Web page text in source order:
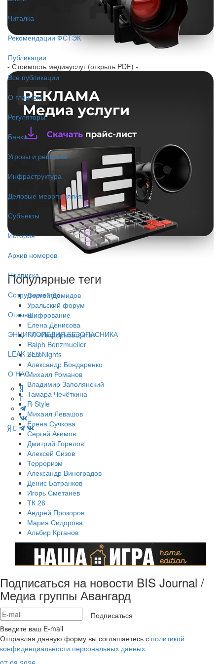
Читалка
Рекомендации ФСТЭК
Публикации
Все публикации
О главном
Регуляторы
Банки
Угрозы и решения
Инфраструктура
Деловые мероприятия
Субъекты
История
Архив номеров
Подписка
Сотрудничество
Отзывы
ЭНЦИКЛОПЕДИЯ БЕЗОПАСНИКА
LEAK-БЕЗ
О НАС
- Стоимость медиауслуг (открыть PDF) -
Популярные теги
Сергей Демидов
Уральский форум
Шифрование
Елена Денисова
ГК «Информзащита»
Ralph Benzmueller
ZeroNights
Александр Бондаренко
Михаил Романов
Владимир Заполянский
Тамара Чечёткина
R-Style
Михаил Левашов
Елена Сучкова
Сергей Акимов
Дмитрий Горелов
Алексей Сизов
Терроризм
Александр Виноградов
Денис Батранков
Игорь Сметанев
ТК 26
Андрей Прозоров
Мария Сидорова
Альбир Крганов
Подписаться на новости BIS Journal /
Медиа группы Авангард
Подписаться
Введите ваш E-mail
Отправляя данную форму вы соглашаетесь с политикой
конфиденциальности персональных данных